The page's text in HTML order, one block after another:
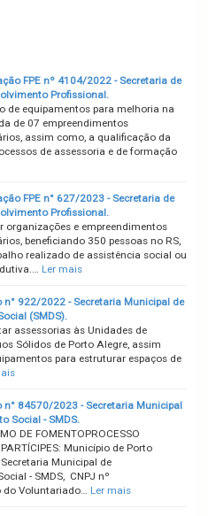
FPE nº 4104/2022 - Secretaria de
Profissional.
de equipamentos para melhoria na
de 07 empreendimentos
assim como, a qualificação da
de assessoria e de formação
FPE n° 627/2023 - Secretaria de
Profissional.
organizações e empreendimentos
beneficiando 350 pessoas no RS,
realizado de assistência social ou
Ler mais
n° 922/2022 - Secretaria Municipal de
(SMDS).
assessorias às Unidades de
Sólidos de Porto Alegre, assim
para estruturar espaços de
n° 84570/2023 - Secretaria Municipal
Social - SMDS.
DE FOMENTOPROCESSO
Município de Porto
Municipal de
- SMDS, CNPJ nº
do Voluntariado… Ler mais